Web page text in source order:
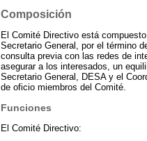
Composición
El Comité Directivo está
Secretario General, por el término
consulta previa con las redes de
asegurar a los interesados, un
Secretario General, DESA y el
de oficio miembros del Comité.
Funciones
El Comité Directivo: